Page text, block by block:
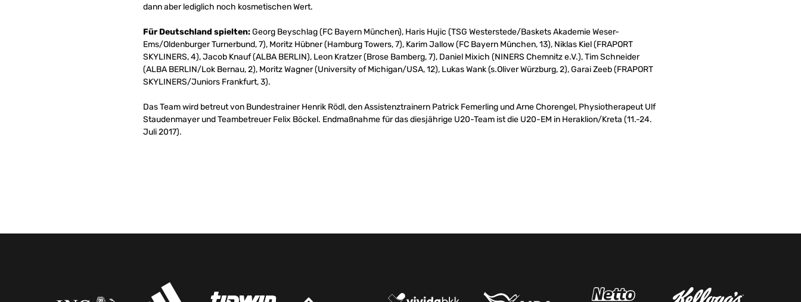
dann aber lediglich noch kosmetischen Wert.
Für Deutschland spielten:Georg Beyschlag (FC Bayern München), Haris Hujic (TSG Westerstede/Baskets Akademie Weser-
Ems/Oldenburger Turnerbund, 7), Moritz Hübner (Hamburg Towers, 7), Karim Jallow (FC Bayern München, 13), Niklas Kiel (FRAPORT
SKYLINERS, 4), Jacob Knauf (ALBA BERLIN), Leon Kratzer (Brose Bamberg, 7), Daniel Mixich (NINERS Chemnitz e.V.), Tim Schneider
(ALBA BERLIN/Lok Bernau, 2), Moritz Wagner (University of Michigan/USA, 12), Lukas Wank (s.Oliver Würzburg, 2), Garai Zeeb (FRAPORT
SKYLINERS/Juniors Frankfurt, 3).
Das Team wird betreut von Bundestrainer Henrik Rödl, den Assistenztrainern Patrick Femerling und Arne Chorengel, Physiotherapeut Ulf
Staudenmayer und Teambetreuer Felix Böckel. Endmaßnahme für das diesjährige U20-Team ist die U20-EM in Heraklion/Kreta (11.-24.
Juli 2017).